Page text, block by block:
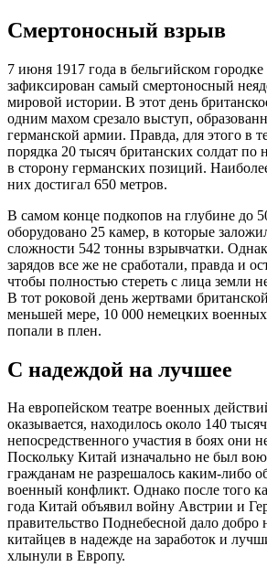
Смертоносный взрыв
7 июня 1917 года в бельгийском
зафиксирован самый смертоносный
мировой истории. В этот день
одним махом срезало выступ,
германской армии. Правда, для этого в
порядка 20 тысяч британских солдат по
в сторону германских позиций.
них достигал 650 метров.
В самом конце подкопов на глубине до
оборудовано 25 камер, в которые
сложности 542 тонны взрывчатки.
зарядов все же не сработали, правда и
чтобы полностью стереть с лица земли
В тот роковой день жертвами
меньшей мере, 10 000 немецких
попали в плен.
С надеждой на лучшее
На европейском театре военных
оказывается, находилось около 140
непосредственного участия в боях они
Поскольку Китай изначально не был
гражданам не разрешалось каким-либо
военный конфликт. Однако после того
года Китай объявил войну Австрии и
правительство Поднебесной дало добро
китайцев в надежде на заработок и
хлынули в Европу.